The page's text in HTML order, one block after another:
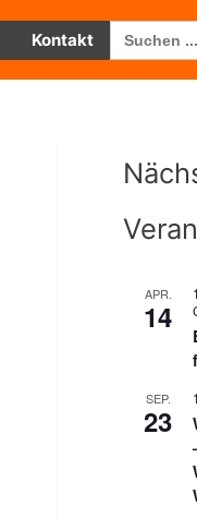
Kontakt
Search
for:
APR.
14
SEP.
23